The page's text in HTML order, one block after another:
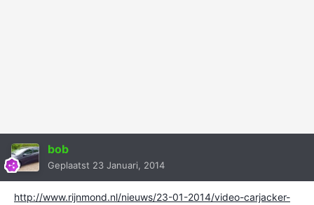
bob
Geplaatst 23 Januari, 2014
http://www.rijnmond.nl/nieuws/23-01-2014/video-carjacker-